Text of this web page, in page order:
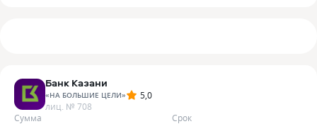
Банк Казани
«НА БОЛЬШИЕ ЦЕЛИ»
5,0
лиц. № 708
Сумма
Срок